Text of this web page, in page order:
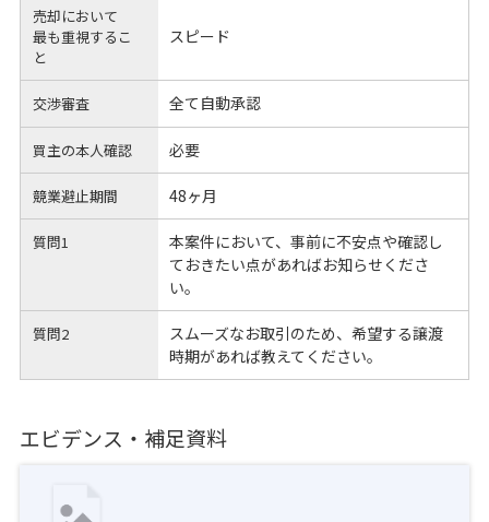
売却において
最も重視するこ
と
スピード
交渉審査 全て自動承認
買主の本人確認 必要
競業避止期間 48ヶ月
質問1
本案件において、事前に不安点や確認し
ておきたい点があればお知らせくださ
い。
質問2
スムーズなお取引のため、希望する譲渡
時期があれば教えてください。
エビデンス・補足資料